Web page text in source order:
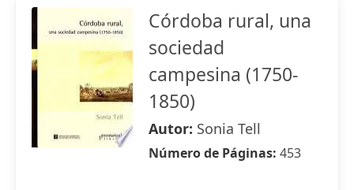
Córdoba rural, una
sociedad
campesina (1750-
1850)
Autor: Sonia Tell
Número de Páginas: 453